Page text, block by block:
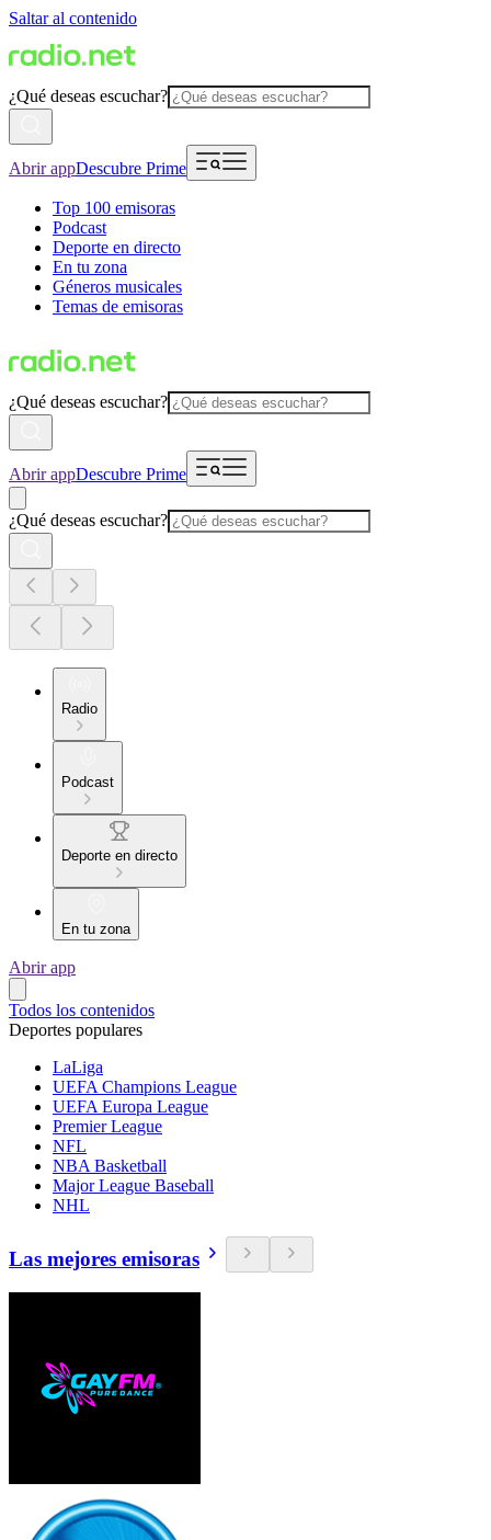
Saltar al contenido
¿Qué deseas escuchar?
Abrir appDescubre Prime
Top 100 emisoras
Podcast
Deporte en directo
En tu zona
Géneros musicales
Temas de emisoras
¿Qué deseas escuchar?
Abrir appDescubre Prime
¿Qué deseas escuchar?
Radio
Podcast
Deporte en directo
En tu zona
Abrir app
Todos los contenidos
Deportes populares
LaLiga
UEFA Champions League
UEFA Europa League
Premier League
NFL
NBA Basketball
Major League Baseball
NHL
Las mejores emisoras